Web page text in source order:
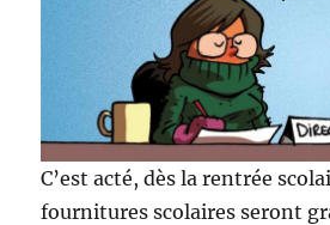
C’est acté, dès la rentrée
fournitures scolaires seront